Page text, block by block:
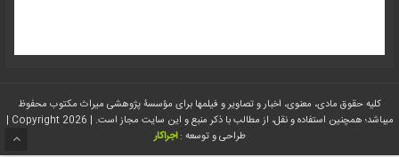
کلیه حقوق مادی، معنوی، اخبار و تصاویر و فیلمها برای مؤسسۀ پژوهشی میراث مکتوب محفوظ
میباشد؛ همچنین استفاده و نقل، از مطالب با ذکر منبع و این سایت مجاز است. | Copyright 2026 |
طراحی و توسعه : اجراکار